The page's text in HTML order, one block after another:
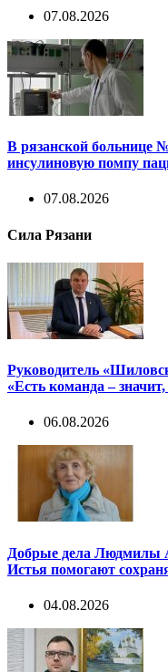
07.08.2026
В рязанской больнице
инсулиновую помпу
07.08.2026
Сила Рязани
Руководитель
«Есть команда – значит,
06.08.2026
Добрые дела Людмилы
Истья помогают
04.08.2026